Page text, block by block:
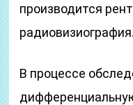
производится
радиовизиография.
В процессе